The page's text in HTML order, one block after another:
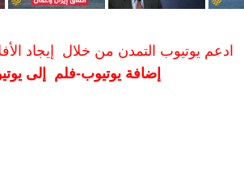
ادعم يوتيوب التمدن من خلال إيجاد
إضافة يوتيوب-فلم إلى